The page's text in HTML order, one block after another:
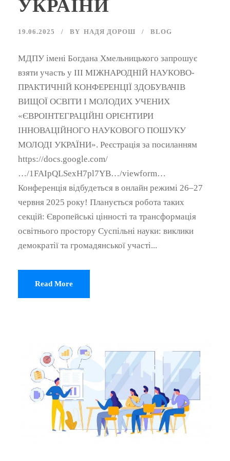
УКРАЇНИ
19.06.2025 BY НАДЯ ДОРОШ BLOG
МДПУ імені Богдана Хмельницького запрошує
взяти участь у IIІ МІЖНАРОДНІЙ НАУКОВО-
ПРАКТИЧНІЙ КОНФЕРЕНЦІЇ ЗДОБУВАЧІВ
ВИЩОЇ ОСВІТИ І МОЛОДИХ УЧЕНИХ
«ЄВРОІНТЕГРАЦІЙНІ ОРІЄНТИРИ
ІННОВАЦІЙНОГО НАУКОВОГО ПОШУКУ
МОЛОДІ УКРАЇНИ». Реєстрація за посиланням
https://docs.google.com/
…/1FAIpQLSexH7pl7YB…/viewform…
Конференція відбудеться в онлайн режимі 26–27
червня 2025 року! Планується робота таких
секцій: Європейські цінності та трансформація
освітнього простору Суспільні науки: виклики
демократії та громадянської участі...
Read More